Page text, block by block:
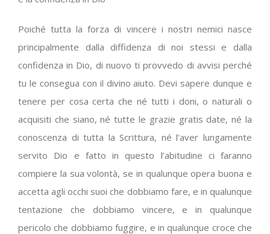
Poiché tutta la forza di vincere i nostri nemici nasce
principalmente dalla diffidenza di noi stessi e dalla
confidenza in Dio, di nuovo ti provvedo di avvisi perché
tu le consegua con il divino aiuto. Devi sapere dunque e
tenere per cosa certa che né tutti i doni, o naturali o
acquisiti che siano, né tutte le grazie gratis date, né la
conoscenza di tutta la Scrittura, né l’aver lungamente
servito Dio e fatto in questo l’abitudine ci faranno
compiere la sua volontà, se in qualunque opera buona e
accetta agli occhi suoi che dobbiamo fare, e in qualunque
tentazione che dobbiamo vincere, e in qualunque
pericolo che dobbiamo fuggire, e in qualunque croce che